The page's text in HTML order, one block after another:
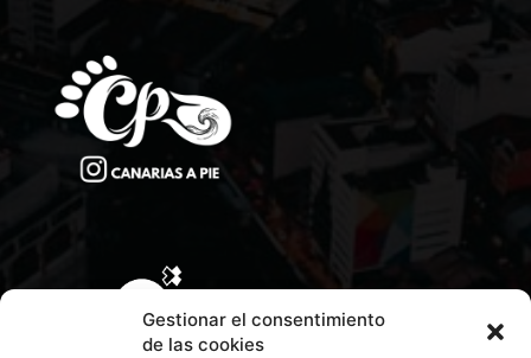
Gestionar el consentimiento
de las cookies